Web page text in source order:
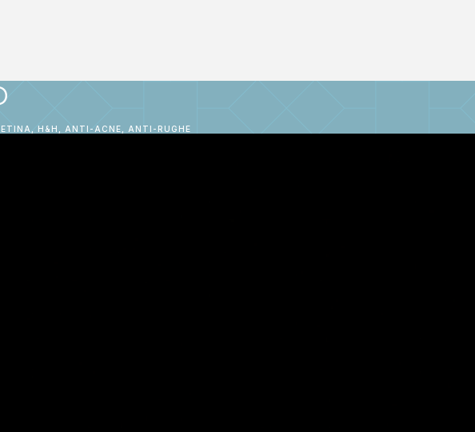
H&H, ANTI-ACNE, ANTI-RUGHE